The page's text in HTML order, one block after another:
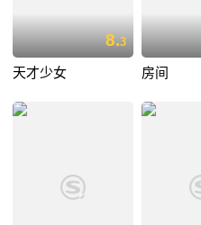
8.3
天才少女 房间